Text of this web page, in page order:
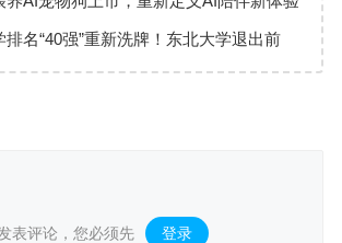
排名“40强”重新洗牌！东北大学退出前
表评论，您必须先 登录 。